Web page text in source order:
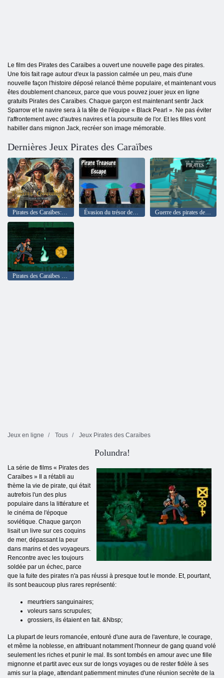
Le film des Pirates des Caraïbes a ouvert une nouvelle page des pirates.
Une fois fait rage autour d'eux la passion calmée un peu, mais d'une
nouvelle façon l'histoire déposé relancé thème populaire, et maintenant vous
êtes doublement chanceux, parce que vous pouvez jouer jeux en ligne
gratuits Pirates des Caraïbes. Chaque garçon est maintenant sentir Jack
Sparrow et le navire sera à la tête de l'équipe « Black Pearl ». Ne pas éviter
l'affrontement avec d'autres navires et la poursuite de l'or. Et les filles vont
habiller dans mignon Jack, recréer son image mémorable.
Dernières Jeux Pirates des Caraïbes
Évasion du trésor des pirates
Pirates des Caraïbes - profondeurs de la Dutchman
Jeux en ligne Tous Jeux Pirates des Caraïbes
Polundra!
La série de films « Pirates des
Caraïbes » Il a rétabli au
thème la vie de pirate, qui était
autrefois l'un des plus
populaire dans la littérature et
le cinéma de l'époque
soviétique. Chaque garçon
lisait un livre sur ces coquins
de mer, dépassant la peur
dans marins et des voyageurs.
Rencontre avec les toujours
soldée par un échec, parce
que la fuite des pirates n'a pas réussi à presque tout le monde. Et, pourtant,
ils sont beaucoup plus rares représenté:
meurtriers sanguinaires;
voleurs sans scrupules;
grossiers, ils étaient en fait. &Nbsp;
La plupart de leurs romancée, entouré d'une aura de l'aventure, le courage,
et même la noblesse, en attribuant notamment l'honneur de gang quand volé
seulement les riches et punir le mal. Ils sont tombés en amour avec une fille
mignonne et partit avec eux sur de longs voyages ou de rester fidèle à ses
amis sur la plage, attendant patiemment minutes d'une réunion secrète de la